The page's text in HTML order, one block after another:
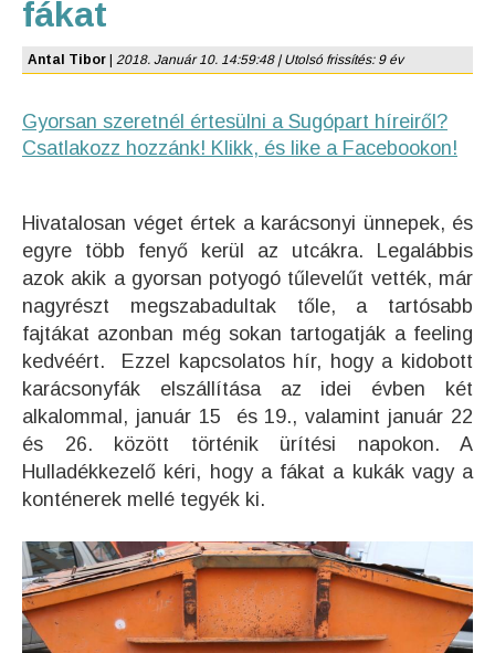
fákat
Antal Tibor 2018. Január 10. 14:59:48 | Utolsó frissítés: 9 év
Gyorsan szeretnél értesülni a Sugópart híreiről?
Csatlakozz hozzánk! Klikk, és like a Facebookon!
Hivatalosan véget értek a karácsonyi ünnepek, és
egyre több fenyő kerül az utcákra. Legalábbis
azok akik a gyorsan potyogó tűlevelűt vették, már
nagyrészt megszabadultak tőle, a tartósabb
fajtákat azonban még sokan tartogatják a feeling
kedvéért. Ezzel kapcsolatos hír, hogy a kidobott
karácsonyfák elszállítása az idei évben két
alkalommal, január 15 és 19., valamint január 22
és 26. között történik ürítési napokon. A
Hulladékkezelő kéri, hogy a fákat a kukák vagy a
konténerek mellé tegyék ki.